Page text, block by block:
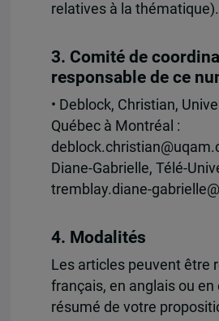
relatives à la thématique).
3. Comité de
responsable de ce
• Deblock, Christian,
Québec à Montréal :
Diane-Gabrielle, Télé-
tremblay.diane-
4. Modalités
Les articles peuvent être
français, en anglais ou en
résumé de votre